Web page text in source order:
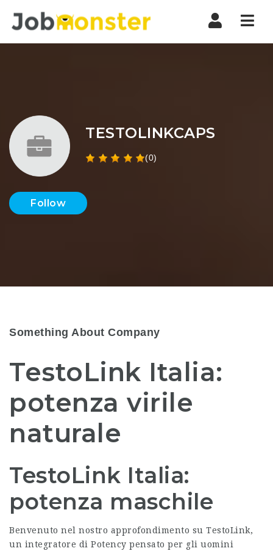
TESTOLINKCAPS
(0)
Follow
Something About Company
TestoLink Italia:
potenza virile
naturale
TestoLink Italia:
potenza maschile
Benvenuto nel nostro approfondimento su TestoLink,
un integratore di Potency pensato per gli uomini